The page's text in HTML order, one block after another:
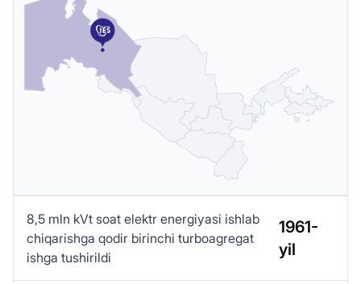
8,5 mln kVt soat elektr energiyasi ishlab
chiqarishga qodir birinchi turboagregat
ishga tushirildi
1961-
yil